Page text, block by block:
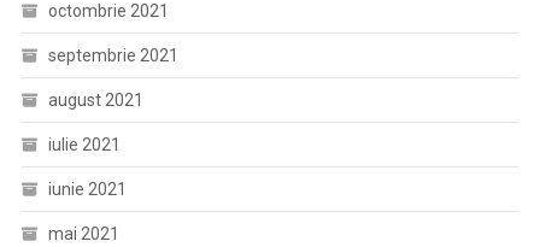
octombrie 2021
septembrie 2021
august 2021
iulie 2021
iunie 2021
mai 2021